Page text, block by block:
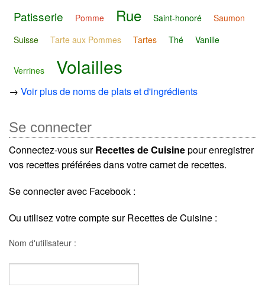
Patisserie
Pomme Rue Saint-honoré
Saumon
Suisse
Tarte aux Pommes Tartes Thé Vanille
Verrines Volailles
→ Voir plus de noms de plats et d'ingrédients
Se connecter
Connectez-vous surRecettes de Cuisinepour enregistrer
vos recettes préférées dans votre carnet de recettes.
Se connecter avec Facebook :
Ou utilisez votre compte sur Recettes de Cuisine :
Nom d'utilisateur :